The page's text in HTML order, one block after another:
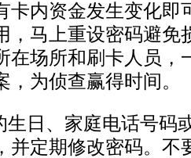
卡内资金发生变化即
，马上重设密码避免
在场所和刷卡人员，
为侦查赢得时间。
、家庭电话号码
并定期修改密码。不